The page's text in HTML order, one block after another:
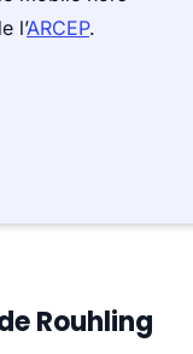
l’ARCEP.
Rouhling